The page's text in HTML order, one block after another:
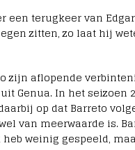
terugkeer van
zitten, zo laat hij
zijn aflopende
Genua. In het seizoen
op dat Barreto
van meerwaarde is.
weinig gespeeld,